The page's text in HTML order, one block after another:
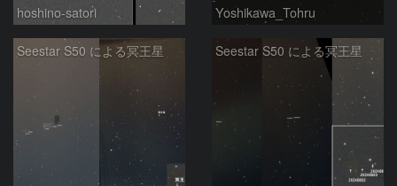
hoshino-satori Yoshikawa_Tohru
Seestar S50 による冥王星 Seestar S50 による冥王星